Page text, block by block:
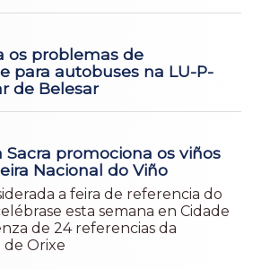
os problemas de
para autobuses na LU-P-
de Belesar
Sacra promociona os viños
Nacional do Viño
a feira de referencia do
esta semana en Cidade
de 24 referencias da
de Orixe